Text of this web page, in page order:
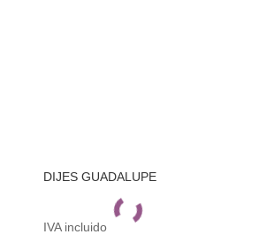
DIJES GUADALUPE
IVA incluido